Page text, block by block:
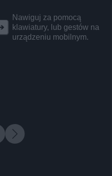
Nawiguj za pomocą
klawiatury, lub gestów na
urządzeniu mobilnym.